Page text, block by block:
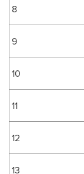
8
9
10
11
12
13